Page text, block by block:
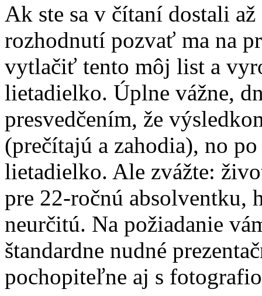
Ak ste sa v čítaní dostali až
rozhodnutí pozvať ma na
vytlačiť tento môj list a
lietadielko. Úplne vážne,
presvedčením, že
(prečítajú a zahodia), no
lietadielko. Ale zvážte:
pre 22-ročnú absolventku,
neurčitú. Na požiadanie
štandardne nudné
pochopiteľne aj s